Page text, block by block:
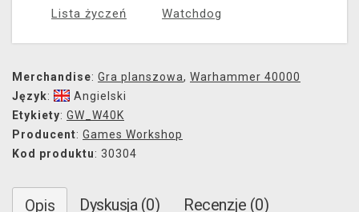
Lista życzeń Watchdog
Merchandise: Gra planszowa, Warhammer 40000
Język:
Angielski
Etykiety: GW_W40K
Producent: Games Workshop
Kod produktu: 30304
Opis Dyskusja (0) Recenzje (0)